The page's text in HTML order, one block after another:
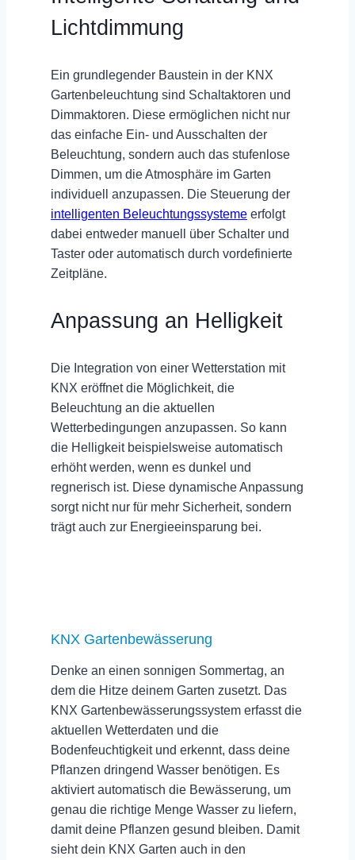
Lichtdimmung
Ein grundlegender Baustein in der KNX
Gartenbeleuchtung sind Schaltaktoren und
Dimmaktoren. Diese ermöglichen nicht nur
das einfache Ein- und Ausschalten der
Beleuchtung, sondern auch das stufenlose
Dimmen, um die Atmosphäre im Garten
individuell anzupassen. Die Steuerung der
intelligenten Beleuchtungssysteme erfolgt
dabei entweder manuell über Schalter und
Taster oder automatisch durch vordefinierte
Zeitpläne.
Anpassung an Helligkeit
Die Integration von einer Wetterstation mit
KNX eröffnet die Möglichkeit, die
Beleuchtung an die aktuellen
Wetterbedingungen anzupassen. So kann
die Helligkeit beispielsweise automatisch
erhöht werden, wenn es dunkel und
regnerisch ist. Diese dynamische Anpassung
sorgt nicht nur für mehr Sicherheit, sondern
trägt auch zur Energieeinsparung bei.
KNX Gartenbewässerung
Denke an einen sonnigen Sommertag, an
dem die Hitze deinem Garten zusetzt. Das
KNX Gartenbewässerungssystem erfasst die
aktuellen Wetterdaten und die
Bodenfeuchtigkeitund erkennt, dass deine
Pflanzen dringend Wasser benötigen. Es
aktiviertautomatisch die Bewässerung, um
genau die richtige Menge Wasser zu liefern,
damit deine Pflanzen gesund bleiben. Damit
sieht dein KNX Garten auch in den